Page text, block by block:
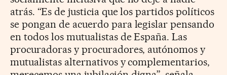
atrás. “Es de justicia que los partidos políticos
se pongan de acuerdo para legislar pensando
en todos los mutualistas de España. Las
procuradoras y procuradores, autónomos y
mutualistas alternativos y complementarios,